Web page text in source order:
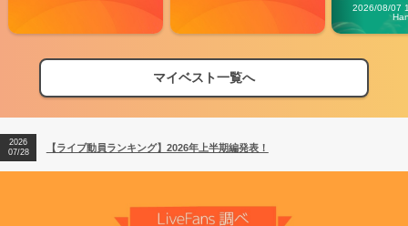
2026/08/07
マイベスト一覧へ
【ライブ動員ランキング】2026年上半期編発表！
【フェス特集2026】フェス情報はここから！
2026
07/28
【ライブ動員ランキング】2026年上半期編発表！